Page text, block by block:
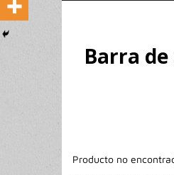
Barra de
Producto no